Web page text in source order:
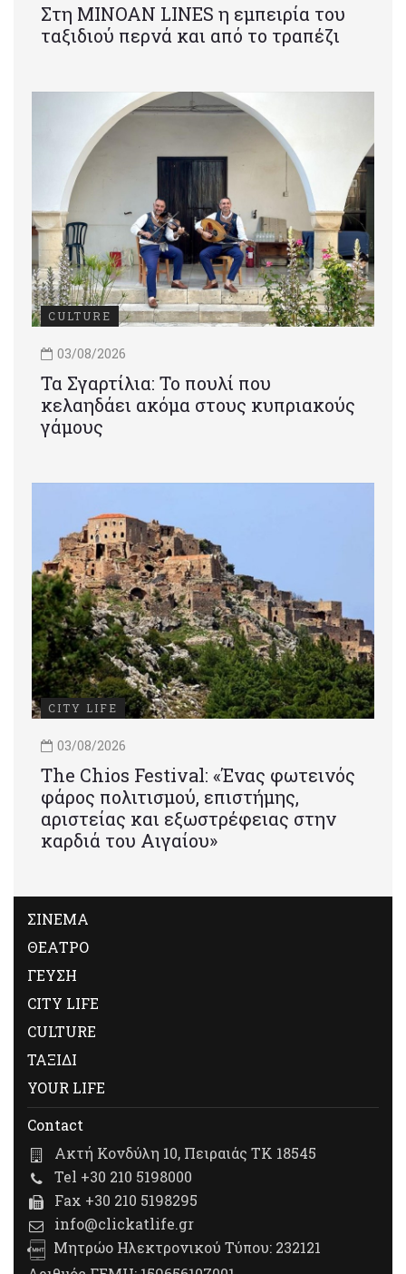
Στη MINOAN LINES η εμπειρία του
ταξιδιού περνά και από το τραπέζι
CULTURE
03/08/2026
Τα Σγαρτίλια: Το πουλί που
κελαηδάει ακόμα στους κυπριακούς
γάμους
CITY LIFE
03/08/2026
Τhe Chios Festival: «Ένας φωτεινός
φάρος πολιτισμού, επιστήμης,
αριστείας και εξωστρέφειας στην
καρδιά του Αιγαίου»
ΣΙΝΕΜΑ
ΘΕΑΤΡΟ
ΓΕΥΣΗ
CITY LIFE
CULTURE
ΤΑΞΙΔΙ
YOUR LIFE
Contact
Ακτή Κονδύλη 10, Πειραιάς ΤΚ 18545
Tel +30 210 5198000
Fax +30 210 5198295
info@clickatlife.gr
Μητρώο Ηλεκτρονικού Τύπου: 232121